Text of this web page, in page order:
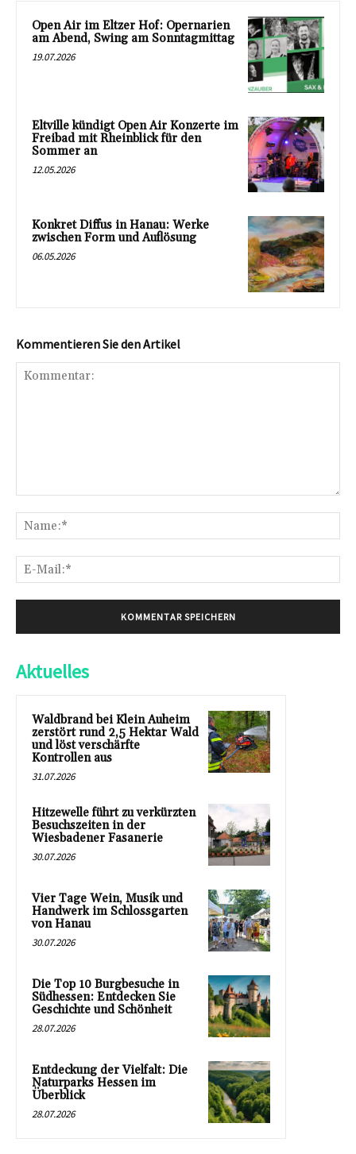
Open Air im Eltzer Hof: Opernarien
am Abend, Swing am Sonntagmittag
19.07.2026
Eltville kündigt Open Air Konzerte im
Freibad mit Rheinblick für den
Sommer an
12.05.2026
Konkret Diffus in Hanau: Werke
zwischen Form und Auflösung
06.05.2026
Kommentieren Sie den Artikel
Aktuelles
Waldbrand bei Klein Auheim
zerstört rund 2,5 Hektar Wald
und löst verschärfte
Kontrollen aus
31.07.2026
Hitzewelle führt zu verkürzten
Besuchszeiten in der
Wiesbadener Fasanerie
30.07.2026
Vier Tage Wein, Musik und
Handwerk im Schlossgarten
von Hanau
30.07.2026
Die Top 10 Burgbesuche in
Südhessen: Entdecken Sie
Geschichte und Schönheit
28.07.2026
Entdeckung der Vielfalt: Die
Naturparks Hessen im
Überblick
28.07.2026